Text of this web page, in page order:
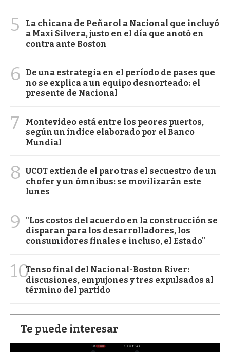
5
La chicana de Peñarol a Nacional que incluyó
a Maxi Silvera, justo en el día que anotó en
contra ante Boston
6
De una estrategia en el período de pases que
no se explica a un equipo desnorteado: el
presente de Nacional
7
Montevideo está entre los peores puertos,
según un índice elaborado por el Banco
Mundial
8 UCOT extiende el paro tras el secuestro de un
chofer y un ómnibus: se movilizarán este
lunes
9
"Los costos del acuerdo en la construcción se
disparan para los desarrolladores, los
consumidores finales e incluso, el Estado"
10Tenso final del Nacional-Boston River:
discusiones, empujones y tres expulsados al
término del partido
Te puede interesar